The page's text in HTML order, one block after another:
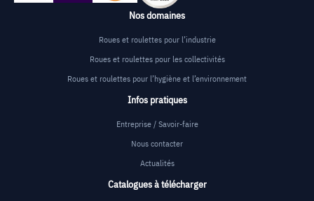
Nos domaines
Roues et roulettes pour l’industrie
Roues et roulettes pour les collectivités
Roues et roulettes pour l’hygiène et l’environnement
Infos pratiques
Entreprise / Savoir-faire
Nous contacter
Actualités
Catalogues à télécharger